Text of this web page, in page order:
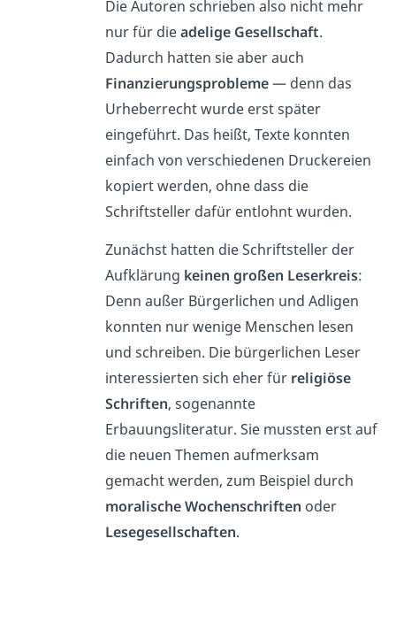
Die Autoren schrieben also nicht mehr
nur für dieadelige Gesellschaft.
Dadurch hatten sie aber auch
Finanzierungsprobleme— denn das
Urheberrecht wurde erst später
eingeführt. Das heißt, Texte konnten
einfach von verschiedenen Druckereien
kopiert werden, ohne dass die
Schriftsteller dafür entlohnt wurden.
Zunächst hatten die Schriftsteller der
Aufklärung keinen großen Leserkreis:
Denn außer Bürgerlichen und Adligen
konnten nur wenige Menschen lesen
und schreiben. Die bürgerlichen Leser
interessierten sich eher für religiöse
Schriften, sogenannte
Erbauungsliteratur. Sie mussten erst auf
die neuen Themen aufmerksam
gemacht werden, zum Beispiel durch
moralische Wochenschriften oder
Lesegesellschaften.